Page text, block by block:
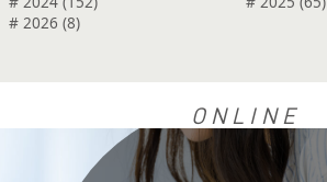
# 2026 (8)
ONLINE